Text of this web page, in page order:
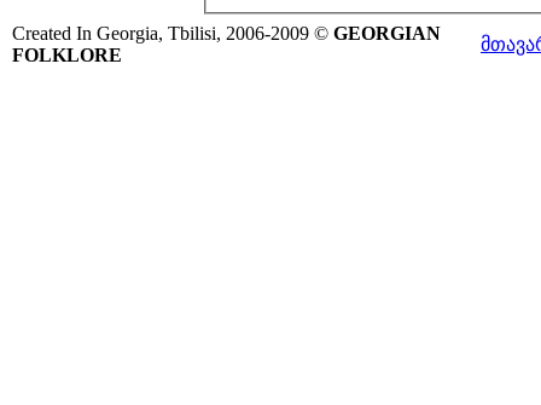
Created In Georgia, Tbilisi, 2006-2009 © GEORGIAN
FOLKLORE